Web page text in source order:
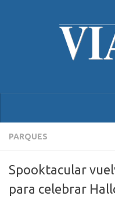
PARQUES
Spooktacular
para celebrar